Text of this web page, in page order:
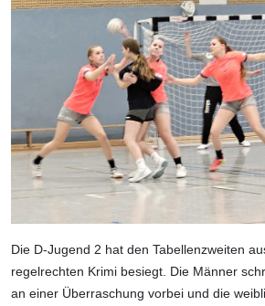
Die D-Jugend 2 hat den Tabellenzweiten
regelrechten Krimi besiegt. Die Männer
an einer Überraschung vorbei und die